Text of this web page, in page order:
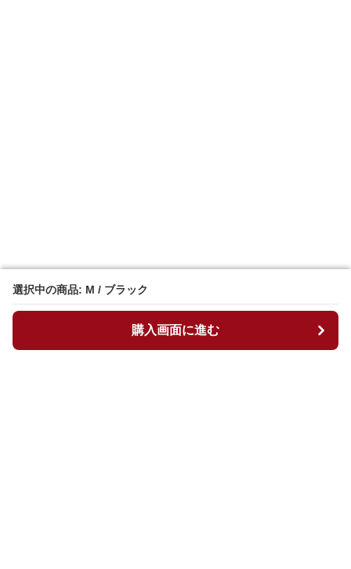
選択中の商品: M / ブラック
購入画面に進む
選択中の商品: M / ブラック
購入画面に進む